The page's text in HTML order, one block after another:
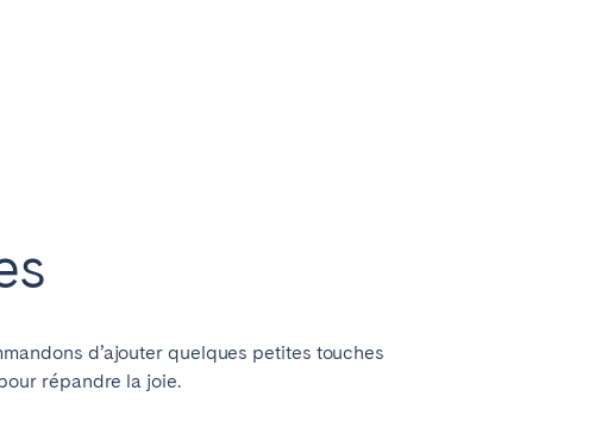
d’ajouter quelques petites touches
répandre la joie.